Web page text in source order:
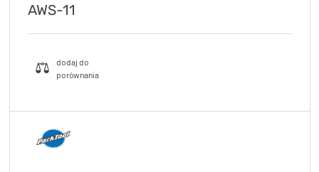
AWS-11